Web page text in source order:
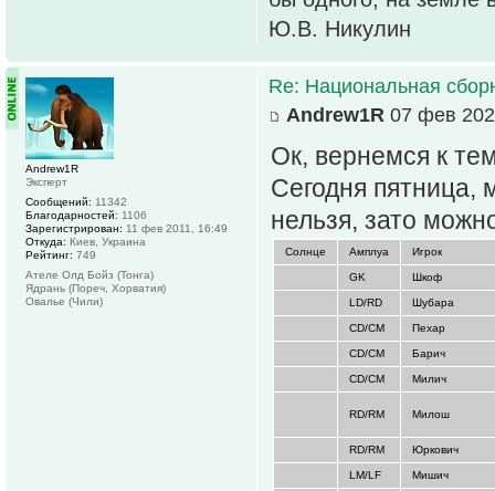
Ю.В. Никулин
Re: Национальная
Andrew1R 07 фев
Ок, вернемся к
Сегодня пятница,
нельзя, зато
Солнце Амплуа Игрок
GK Шкоф
LD/RD Шубара
CD/CM Пехар
CD/CM Барич
CD/CM Милич
RD/RM Милош
RD/RM Юркович
LM/LF Мишич
Andrew1R
Эксперт
Сообщений: 11342
Благодарностей: 1106
Зарегистрирован: 11 фев 2011, 16:49
Откуда: Киев, Украина
Рейтинг: 749
Ателе Олд Бойз (Тонга)
Ядрань (Пореч, Хорватия)
Овалье (Чили)